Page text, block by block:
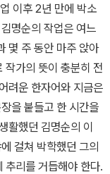
이후 2년 만에 박소
명순의 작업은 여느
몇 주 동안 마주 앉아
작가의 뜻이 충분히 전
려운 한자어와 지금은
을 붙들고 한 시간을
활했던 김명순의 이
걸쳐 박학했던 그의
추리를 거듭해야 한다.